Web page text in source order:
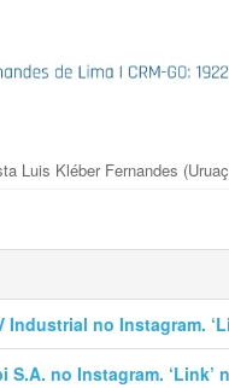
Luis Kléber Fernandes
Industrial no Instagram.
S.A. no Instagram.